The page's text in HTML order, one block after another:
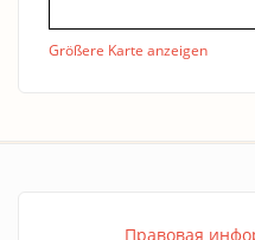
Größere Karte anzeigen
Правовая